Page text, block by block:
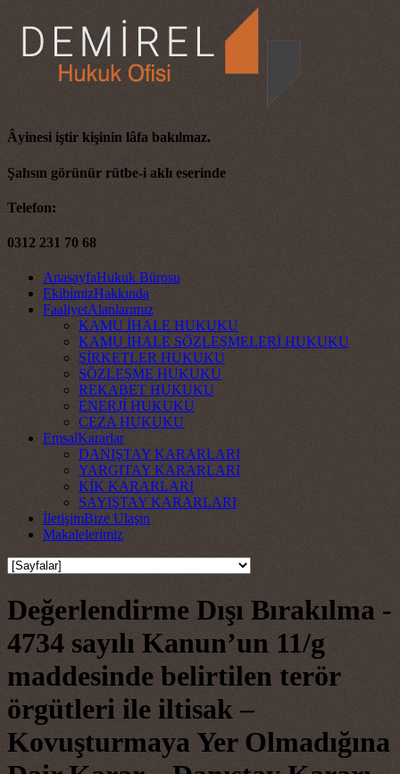
Âyinesi iştir kişinin lâfa bakılmaz.
Şahsın görünür rütbe-i aklı eserinde
Telefon:
0312 231 70 68
AnasayfaHukuk Bürosu
EkibimizHakkında
FaaliyetAlanlarımız
KAMU İHALE HUKUKU
KAMU İHALE SÖZLEŞMELERİ HUKUKU
ŞİRKETLER HUKUKU
SÖZLEŞME HUKUKU
REKABET HUKUKU
ENERJİ HUKUKU
CEZA HUKUKU
EmsalKararlar
DANIŞTAY KARARLARI
YARGITAY KARARLARI
KİK KARARLARI
SAYIŞTAY KARARLARI
İletişimBize Ulaşın
Makalelerimiz
Değerlendirme Dışı Bırakılma -
4734 sayılı Kanun’un 11/g
maddesinde belirtilen terör
örgütleri ile iltisak –
Kovuşturmaya Yer Olmadığına